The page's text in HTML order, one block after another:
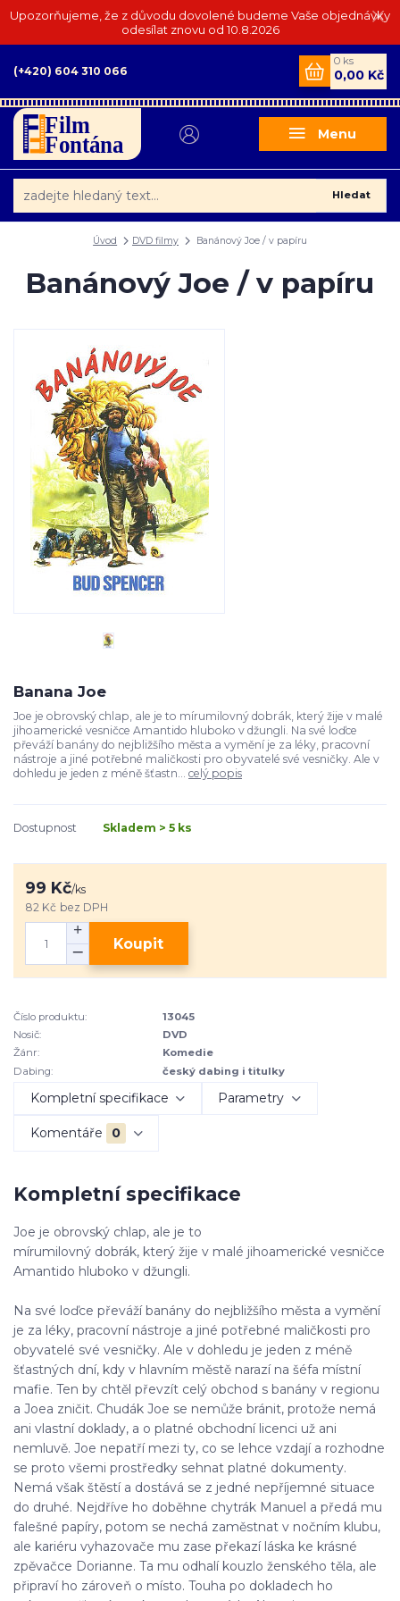
Upozorňujeme, že z důvodu dovolené budeme Vaše objednávky
odesílat znovu od 10.8.2026
Menu
Hledat
(+420) 604 310 066
0 ks
0,00 Kč
Úvod DVD filmy Banánový Joe / v papíru
Banánový Joe / v papíru
Banana Joe
Joe je obrovský chlap, ale je to mírumilovný dobrák, který žije v malé
jihoamerické vesničce Amantido hluboko v džungli. Na své loďce
převáží banány do nejbližšího města a vymění je za léky, pracovní
nástroje a jiné potřebné maličkosti pro obyvatelé své vesničky. Ale v
dohledu je jeden z méně šťastn... celý popis
Dostupnost Skladem > 5 ks
99 Kč/ks
82 Kč bez DPH
Koupit
Číslo produktu:
13045
Nosič:
DVD
Žánr:
Komedie
Dabing:
český dabing i titulky
Kompletní specifikace Parametry
Komentáře 0
Kompletní specifikace
Joe je obrovský chlap, ale je to
mírumilovný dobrák, který žije v malé jihoamerické vesničce
Amantido hluboko v džungli.
Na své loďce převáží banány do nejbližšího města a vymění
je za léky, pracovní nástroje a jiné potřebné maličkosti pro
obyvatelé své vesničky. Ale v dohledu je jeden z méně
šťastných dní, kdy v hlavním městě narazí na šéfa místní
mafie. Ten by chtěl převzít celý obchod s banány v regionu
a Joea zničit. Chudák Joe se nemůže bránit, protože nemá
ani vlastní doklady, a o platné obchodní licenci už ani
nemluvě. Joe nepatří mezi ty, co se lehce vzdají a rozhodne
se proto všemi prostředky sehnat platné dokumenty.
Nemá však štěstí a dostává se z jedné nepříjemné situace
do druhé. Nejdříve ho doběhne chytrák Manuel a předá mu
falešné papíry, potom se nechá zaměstnat v nočním klubu,
ale kariéru vyhazovače mu zase překazí láska ke krásné
zpěvačce Dorianne. Ta mu odhalí kouzlo ženského těla, ale
připraví ho zároveň o místo. Touha po dokladech ho